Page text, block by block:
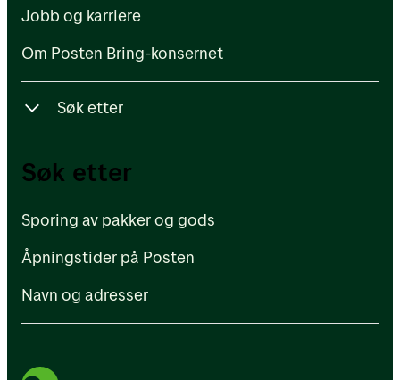
Jobb og karriere
Om Posten Bring-konsernet
Søk etter
Sporing av pakker og gods
Søk etter
Sporing av pakker og gods
Åpningstider på Posten
Navn og adresser